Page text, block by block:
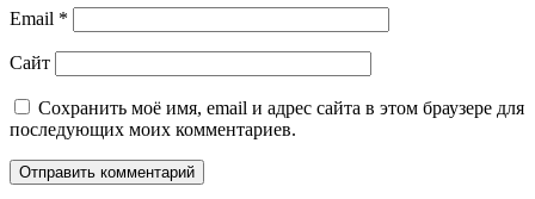
Email *
Сайт
Сохранить моё имя, email и адрес сайта в этом браузере для
последующих моих комментариев.